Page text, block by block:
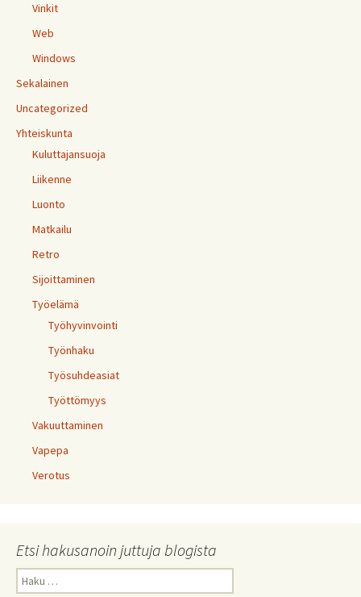
Vinkit
Web
Windows
Sekalainen
Uncategorized
Yhteiskunta
Kuluttajansuoja
Liikenne
Luonto
Matkailu
Retro
Sijoittaminen
Työelämä
Työhyvinvointi
Työnhaku
Työsuhdeasiat
Työttömyys
Vakuuttaminen
Vapepa
Verotus
Etsi hakusanoin juttuja blogista
Haku: